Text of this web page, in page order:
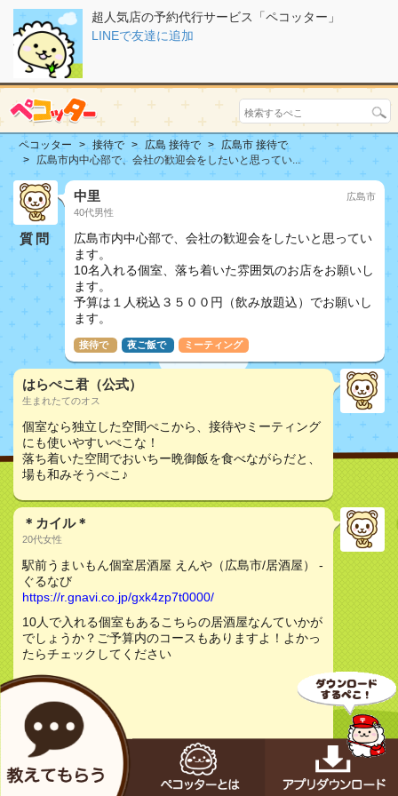
超人気店の予約代行サービス「ペコッター」
LINEで友達に追加
ペコッター 接待で 広島 接待で
広島市 接待で
広島市内中心部で、会社の歓迎会をしたいと思ってい...
質問
中里
40代男性
広島市
広島市内中心部で、会社の歓迎会をしたいと思ってい
ます。
10名入れる個室、落ち着いた雰囲気のお店をお願いし
ます。
予算は１人税込３５００円（飲み放題込）でお願いし
ます。
接待で 夜ご飯で ミーティング
はらぺこ君（公式）
生まれたてのオス
個室なら独立した空間ぺこから、接待やミーティング
にも使いやすいぺこな！
落ち着いた空間でおいちー晩御飯を食べながらだと、
場も和みそうぺこ♪
＊カイル＊
20代女性
駅前うまいもん個室居酒屋 えんや（広島市/居酒屋） -
ぐるなび
https://r.gnavi.co.jp/gxk4zp7t0000/
10人で入れる個室もあるこちらの居酒屋なんていかが
でしょうか？ご予算内のコースもありますよ！よかっ
たらチェックしてください